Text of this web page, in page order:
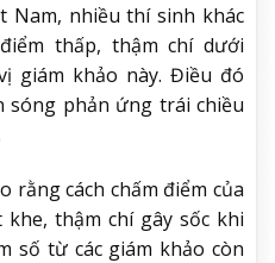
Nam, nhiều thí sinh khác
thấp, thậm chí dưới
giám khảo này. Điều đó
sóng phản ứng trái chiều
rằng cách chấm điểm của
thậm chí gây sốc khi
số từ các giám khảo còn